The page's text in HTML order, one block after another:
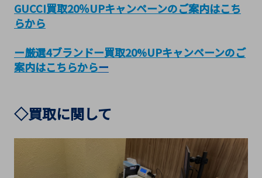
GUCCI買取20％UPキャンペーンのご案内はこち
らから
ー厳選4ブランドー買取20%UPキャンペーンのご
案内はこちらからー
◇買取に関して